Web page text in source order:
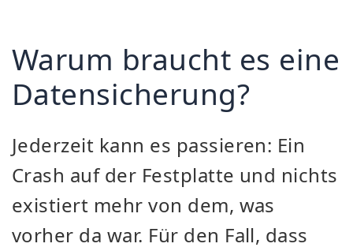
Warum braucht es eine
Datensicherung?
Jederzeit kann es passieren: Ein
Crash auf der Festplatte und nichts
existiert mehr von dem, was
vorher da war. Für den Fall, dass